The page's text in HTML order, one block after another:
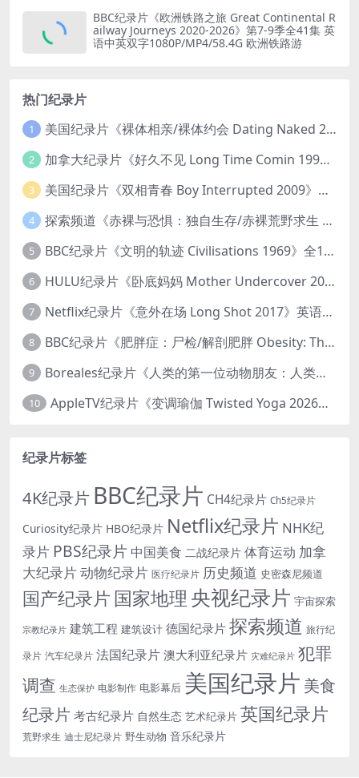
BBC纪录片《欧洲铁路之旅 Great Continental R
ailway Journeys 2020-2026》第7-9季全41集 英
语中英双字1080P/MP4/58.4G 欧洲铁路游
热门纪录片
1 美国纪录片《裸体相亲/裸体约会 Dating Naked 2014-2016》第1-3季全33集 英语中英双字 无水印纯净版 1080P/MKV/85.6G 裸体相亲真人秀
2 加拿大纪录片《好久不见 Long Time Comin 1993》英语中英双字 官方纯净版 1080P/MKV/1G 女同性艺术家
3 美国纪录片《双相青春 Boy Interrupted 2009》英语中英双字 官方纯净版 1080P/MKV/1.43G 青少年躁郁症
4 探索频道《赤裸与恐惧：独自生存/赤裸荒野求生 Naked and Afraid: Solo 2023》第一季全8集 英语中英双字 官方纯净版 高码1080P/MKV/45.4G
5 BBC纪录片《文明的轨迹 Civilisations 1969》全13集 英语中英双字 高清收藏版 1080P/MKV/64.1G 西方艺术史话
6 HULU纪录片《卧底妈妈 Mother Undercover 2023》全4集 英语中英双字 官方纯净版 1080P/MKV/7.6G 拯救孩子
7 Netflix纪录片《意外在场 Long Shot 2017》英语中字 720P/NKV/1.06GB 美国谋杀误判案件
8 BBC纪录片《肥胖症：尸检/解剖肥胖 Obesity: The Post Mortem 2016》英语中英双字 无水印纯净版 1080P/MKV/1.03G
9 Boreales纪录片《人类的第一位动物朋友：人类和狗的神奇故事 Man’s First Friend 2018》英语中英双字 1080P/MP4/1.8G 狗的神奇故事
10 AppleTV纪录片《变调瑜伽 Twisted Yoga 2026》全3集 英语中英双字 无水印纯净版 1080P/MKV/10G 瑜伽大师背后的真相
纪录片标签
4K纪录片 BBC纪录片 CH4纪录片 Ch5纪录片
Curiosity纪录片 HBO纪录片 Netflix纪录片 NHK纪
录片 PBS纪录片 中国美食 二战纪录片 体育运动 加拿
大纪录片动物纪录片 医疗纪录片 历史频道 史密森尼频道
国产纪录片 国家地理 央视纪录片 宇宙探索
宗教纪录片 建筑工程 建筑设计 德国纪录片 探索频道 旅行纪
录片 汽车纪录片 法国纪录片 澳大利亚纪录片 灾难纪录片 犯罪
调查 生态保护 电影制作 电影幕后 美国纪录片 美食
纪录片考古纪录片 自然生态 艺术纪录片 英国纪录片
荒野求生 迪士尼纪录片 野生动物 音乐纪录片